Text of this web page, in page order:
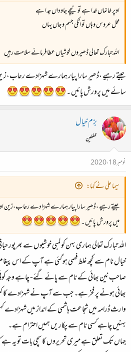
اوپر خانماں خدا ہے تو نیچے جاوداں جدا ہے
محل عروس وہاں تو اٹکی جسم و جاں یہاں
اللہ تبارک تعالی ڈھیروں خوشیاں عطا فرمائے سلامت رہیں
جیتے رہیے ،ڈھیر سارا پیار ہمارے شہزادے
سائے میں پرورش پائیں ۔
بزم خیال
محفلین
نومبر 18، 2020
سیما علی نے کہا:
جیتے رہیے ،ڈھیر سارا پیار ہمارے شہزادے
میں پرورش پائیں ۔
اللہ تبارک تعالی ہماری بہن کو لمبی خوشیوں سے بھرپور
خیال نام سے کچھ غلط فہمی ہو گئی ہے آپ کے اس
صاحب نین بھائی کے نام سے پائے گئے- چاہے وجہ
بھائی ہونے پر فخر ہے۔ جب سے آپ نے شہزادے کا
وارث ڈرامہ میں شجاعت ہاشمی کے انداز میں شہزادے
بہنیں چاہے کسی نام سے پکاریں ہمیں احترام ہے۔
جہاں تک تعلق ہے میری تحریروں کا سچی بات تو یہ ہے